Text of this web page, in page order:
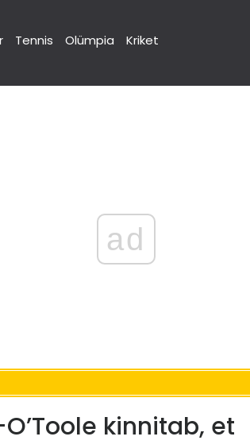
Tennis Olümpia Kriket
ad
kinnitab, et